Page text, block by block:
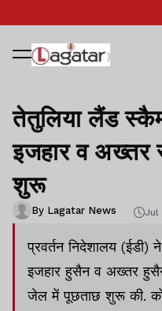
तेतुलिया लैंड
इजहार व अख्तर
शुरू
By Lagatar News Jul
प्रवर्तन निदेशालय (ईडी)
इजहार हुसैन व अख्तर
जेल में पूछताछ शुरू की.